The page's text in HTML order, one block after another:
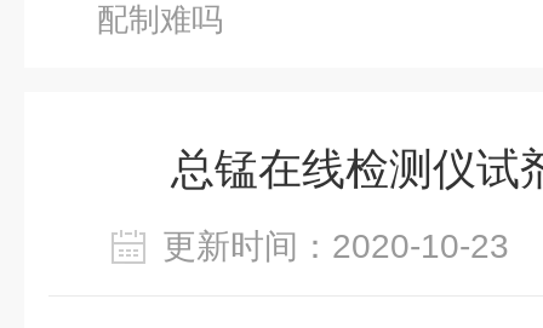
配制难吗
总锰在线检测仪试
更新时间：2020-10-